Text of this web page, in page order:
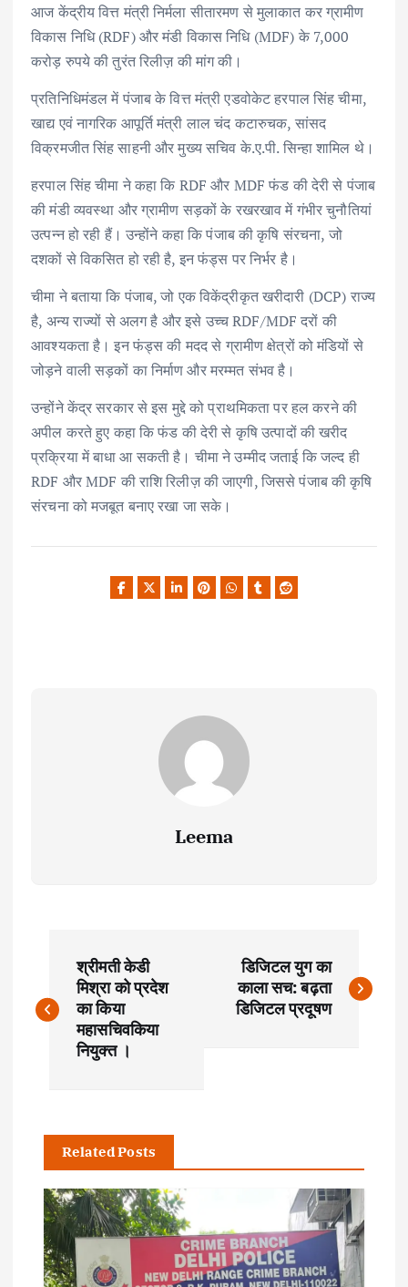
आज केंद्रीय वित्त मंत्री निर्मला सीतारमण से मुलाकात कर ग्रामीण
विकास निधि (RDF) और मंडी विकास निधि (MDF) के 7,000
करोड़ रुपये की तुरंत रिलीज़ की मांग की।
प्रतिनिधिमंडल में पंजाब के वित्त मंत्री एडवोकेट हरपाल सिंह चीमा,
खाद्य एवं नागरिक आपूर्ति मंत्री लाल चंद कटारुचक, सांसद
विक्रमजीत सिंह साहनी और मुख्य सचिव के.ए.पी. सिन्हा शामिल थे।
हरपाल सिंह चीमा ने कहा कि RDF और MDF फंड की देरी से पंजाब
की मंडी व्यवस्था और ग्रामीण सड़कों के रखरखाव में गंभीर चुनौतियां
उत्पन्न हो रही हैं। उन्होंने कहा कि पंजाब की कृषि संरचना, जो
दशकों से विकसित हो रही है, इन फंड्स पर निर्भर है।
चीमा ने बताया कि पंजाब, जो एक विकेंद्रीकृत खरीदारी (DCP) राज्य
है, अन्य राज्यों से अलग है और इसे उच्च RDF/MDF दरों की
आवश्यकता है। इन फंड्स की मदद से ग्रामीण क्षेत्रों को मंडियों से
जोड़ने वाली सड़कों का निर्माण और मरम्मत संभव है।
उन्होंने केंद्र सरकार से इस मुद्दे को प्राथमिकता पर हल करने की
अपील करते हुए कहा कि फंड की देरी से कृषि उत्पादों की खरीद
प्रक्रिया में बाधा आ सकती है। चीमा ने उम्मीद जताई कि जल्द ही
RDF और MDF की राशि रिलीज़ की जाएगी, जिससे पंजाब की कृषि
संरचना को मजबूत बनाए रखा जा सके।
Leema
o
n
a
v
श्रीमती केडी
मिश्रा को प्रदेश
का किया
महासचिवकिया
नियुक्त ।
डिजिटल युग का
काला सच: बढ़ता
डिजिटल प्रदूषण
Related Posts